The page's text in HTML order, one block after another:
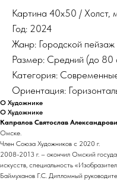
Картина 40х50 / Холст,
Год: 2024
Жанр: Городской пейзаж
Размер: Средний (до 80
Категория:
Ориентация:
О Художнике
О Художнике
Капралов Святослав
Омске.
Член Союза Художников с 2020 г.
2008-2013 г. – окончил Омский
искусств, специальность
Баймуханов Г.С. Дипломный